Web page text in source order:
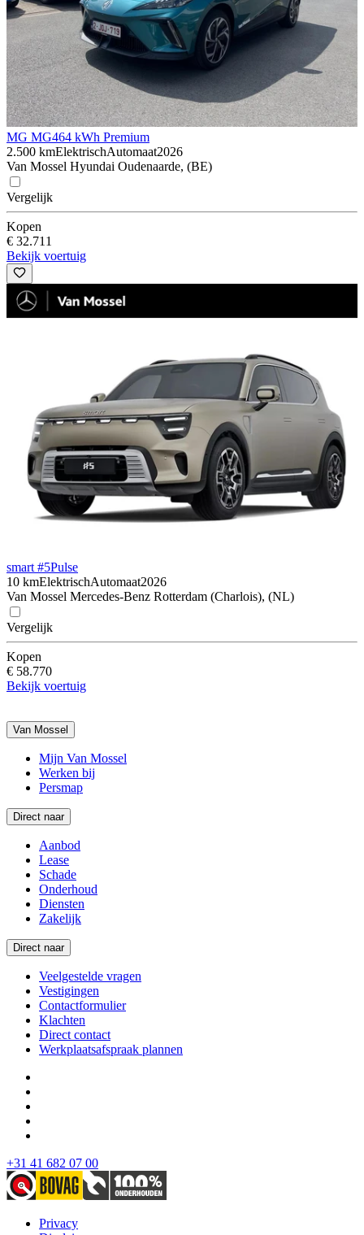
MG MG464 kWh Premium
2.500 kmElektrischAutomaat2026
Van Mossel Hyundai Oudenaarde, (BE)
Vergelijk
Kopen
€ 32.711
Bekijk voertuig
smart #5Pulse
10 kmElektrischAutomaat2026
Van Mossel Mercedes-Benz Rotterdam (Charlois), (NL)
Vergelijk
Kopen
€ 58.770
Bekijk voertuig
Van Mossel
Mijn Van Mossel
Werken bij
Persmap
Direct naar
Aanbod
Lease
Schade
Onderhoud
Diensten
Zakelijk
Direct naar
Veelgestelde vragen
Vestigingen
Contactformulier
Klachten
Direct contact
Werkplaatsafspraak plannen
+31 41 682 07 00
Privacy